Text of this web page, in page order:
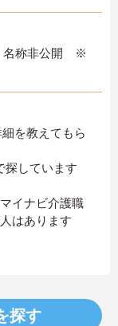
名称非公開 ※
を教えてもら
探しています
イナビ介護職
はあります
探す